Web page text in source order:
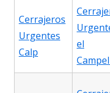
Cerrajeros
Urgentes
Calp
el